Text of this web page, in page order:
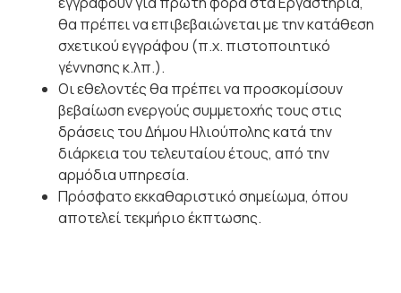
θα πρέπει να επιβεβαιώνεται με την κατάθεση
σχετικού εγγράφου (π.χ. πιστοποιητικό
γέννησης κ.λπ.).
Οι εθελοντές θα πρέπει να προσκομίσουν
βεβαίωση ενεργούς συμμετοχής τους στις
δράσεις του Δήμου Ηλιούπολης κατά την
διάρκεια του τελευταίου έτους, από την
αρμόδια υπηρεσία.
Πρόσφατο εκκαθαριστικό σημείωμα, όπου
αποτελεί τεκμήριο έκπτωσης.